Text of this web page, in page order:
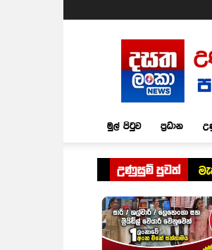
මුල් පිටුව ප්‍රධාන
උණුසුම් පුවත්